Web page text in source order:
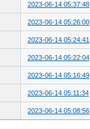
2023-06-14 05:37:48
2023-06-14 05:26:00
2023-06-14 05:24:41
2023-06-14 05:22:04
2023-06-14 05:16:49
2023-06-14 05:11:34
2023-06-14 05:08:56